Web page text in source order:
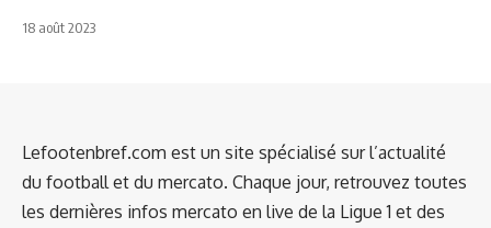
18 août 2023
Lefootenbref.com est un site spécialisé sur l’actualité
du football et du mercato. Chaque jour, retrouvez toutes
les dernières infos mercato en live de la Ligue 1 et des